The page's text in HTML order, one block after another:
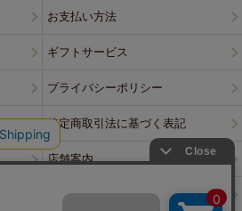
お支払い方法
ギフトサービス
プライバシーポリシー
特定商取引法に基づく表記
店舗案内
ルピシアブランド